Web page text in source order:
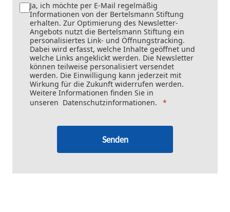
Ja, ich möchte per E-Mail regelmäßig
Informationen von der Bertelsmann Stiftung
erhalten. Zur Optimierung des Newsletter-
Angebots nutzt die Bertelsmann Stiftung ein
personalisiertes Link- und Öffnungstracking.
Dabei wird erfasst, welche Inhalte geöffnet und
welche Links angeklickt werden. Die Newsletter
können teilweise personalisiert versendet
werden. Die Einwilligung kann jederzeit mit
Wirkung für die Zukunft widerrufen werden.
Weitere Informationen finden Sie in
unseren Datenschutzinformationen.
Senden